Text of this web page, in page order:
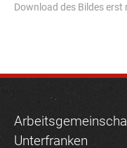
Download des Bildes erst
Unterfranken